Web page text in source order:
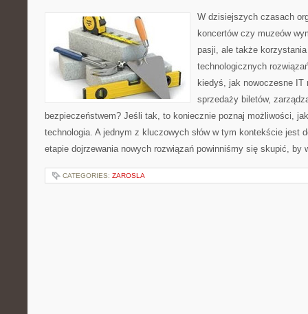
W dzisiejszych czasach
koncertów czy muzeów
pasji, ale także
technologicznych
kiedyś, jak nowoczesne IT
sprzedaży biletów,
bezpieczeństwem? Jeśli tak, to koniecznie poznaj możliwości,
technologia. A jednym z kluczowych słów w tym kontekście jest
etapie dojrzewania nowych rozwiązań powinniśmy się skupić,
CATEGORIES: ZAROSLA